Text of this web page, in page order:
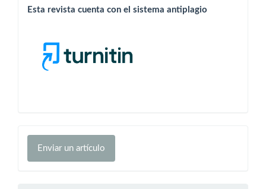
Esta revista cuenta con el sistema antiplagio
Enviar
unEnviar un artículo